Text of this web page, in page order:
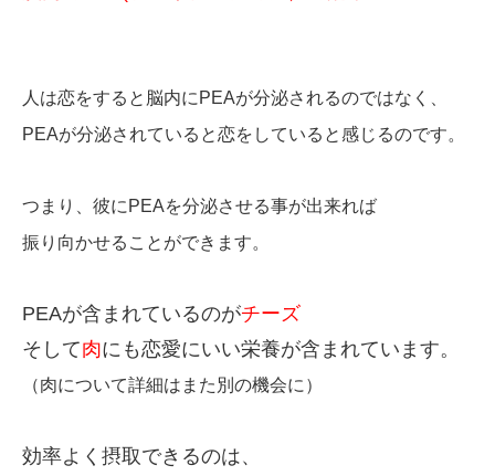
人は恋をすると脳内にPEAが分泌されるのではなく、
PEAが分泌されていると恋をしていると感じるのです。
つまり、彼にPEAを分泌させる事が出来れば
振り向かせることができます。
PEAが含まれているのがチーズ
そして肉にも恋愛にいい栄養が含まれています。
（肉について詳細はまた別の機会に）
効率よく摂取できるのは、